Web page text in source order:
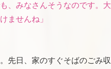
、みなさんそうなのです。
ませんね」
先日、家のすぐそばのごみ